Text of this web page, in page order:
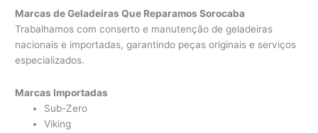
Marcas de Geladeiras Que Reparamos Sorocaba
Trabalhamos com conserto e manutenção de geladeiras
nacionais e importadas, garantindo peças originais e serviços
especializados.
Marcas Importadas
Sub-Zero
Viking